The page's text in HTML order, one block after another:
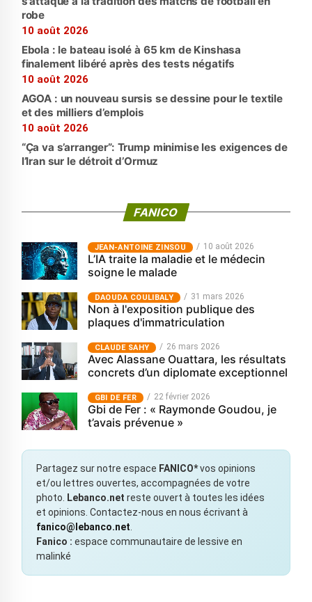
robe
10 août 2026
Ebola : le bateau isolé à 65 km de Kinshasa
finalement libéré après des tests négatifs
10 août 2026
AGOA : un nouveau sursis se dessine pour le textile
et des milliers d’emplois
10 août 2026
“Ça va s’arranger”: Trump minimise les exigences de
l’Iran sur le détroit d’Ormuz
FANICO
JEAN-ANTOINE ZINSOU 10 août 2026
L’IA traite la maladie et le médecin
soigne le malade
‎DAOUDA COULIBALY 31 mars 2026
Non à l'exposition publique des
plaques d'immatriculation
CLAUDE SAHY 26 mars 2026
Avec Alassane Ouattara, les résultats
concrets d’un diplomate exceptionnel
GBI DE FER 22 février 2026
Gbi de Fer : « Raymonde Goudou, je
t’avais prévenue »
Partagez sur notre espace FANICO*vos opinions
et/ou lettres ouvertes, accompagnées de votre
photo.
Lebanco.net reste ouvert à toutes les idées
et opinions. Contactez-nous en nous écrivant à
fanico@lebanco.net
Fanico : espace communautaire de lessive en
malinké